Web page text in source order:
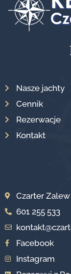
Nasze jachty
Cennik
Rezerwacje
Kontakt
Czarter
601 255 533
Facebook
Instagram